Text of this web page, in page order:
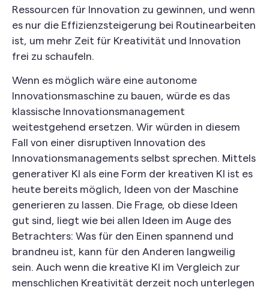
Ressourcen für Innovation zu gewinnen, und wenn
es nur die Effizienzsteigerung bei Routinearbeiten
ist, um mehr Zeit für Kreativität und Innovation
frei zu schaufeln.
Wenn es möglich wäre eine autonome
Innovationsmaschine zu bauen, würde es das
klassische Innovationsmanagement
weitestgehend ersetzen. Wir würden in diesem
Fall von einer disruptiven Innovation des
Innovationsmanagements selbst sprechen. Mittels
generativer KI als eine Form der kreativen KI ist es
heute bereits möglich, Ideen von der Maschine
generieren zu lassen. Die Frage, ob diese Ideen
gut sind, liegt wie bei allen Ideen im Auge des
Betrachters: Was für den Einen spannend und
brandneu ist, kann für den Anderen langweilig
sein. Auch wenn die kreative KI im Vergleich zur
menschlichen Kreativität derzeit noch unterlegen